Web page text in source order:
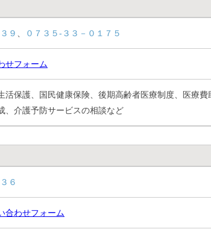
９ 、 ０７３５-３３－０１７５
せフォーム
活保護、国民健康保険、後期高齢者医療制度、医療費
、介護予防サービスの相談など
６
合わせフォーム